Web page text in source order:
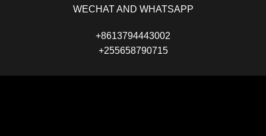
WECHAT AND WHATSAPP
+8613794443002
+255658790715